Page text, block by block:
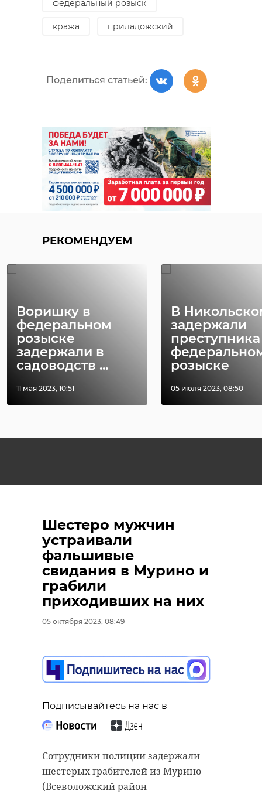
федеральный розыск
кража приладожский
Поделиться статьей:
РЕКОМЕНДУЕМ
Воришку в
федеральном
розыске
задержали в
садоводств ...
11 мая 2023, 10:51
В
задержали
розыске
05 июля 2023, 08:50
Шестеро мужчин
устраивали
фальшивые
свидания в Мурино и
грабили
приходивших на них
05 октября 2023, 08:49
Подписывайтесь на нас в
Сотрудники полиции задержали
шестерых грабителей из Мурино
(Всеволожский район